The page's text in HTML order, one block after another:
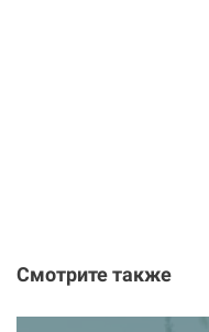
Смотрите также